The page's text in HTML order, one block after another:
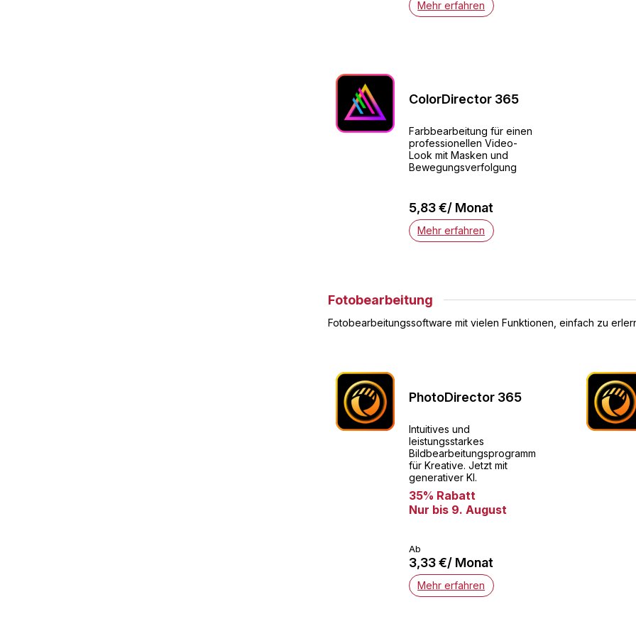
Mehr erfahren
ColorDirector 365
Farbbearbeitung für einen
professionellen Video-
Look mit Masken und
Bewegungsverfolgung
5,83 €/ Monat
Mehr erfahren
Fotobearbeitung
Fotobearbeitungssoftware mit vielen Funktionen, einfach zu
PhotoDirector 365
Intuitives und
leistungsstarkes
Bildbearbeitungsprogramm
für Kreative. Jetzt mit
generativer KI.
35% Rabatt
Nur bis 9. August
Ab
3,33 €/ Monat
Mehr erfahren